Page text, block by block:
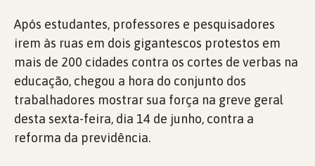
Após estudantes, professores e pesquisadores
irem às ruas em dois gigantescos protestos em
mais de 200 cidades contra os cortes de verbas na
educação, chegou a hora do conjunto dos
trabalhadores mostrar sua força na greve geral
desta sexta-feira, dia 14 de junho, contra a
reforma da previdência.